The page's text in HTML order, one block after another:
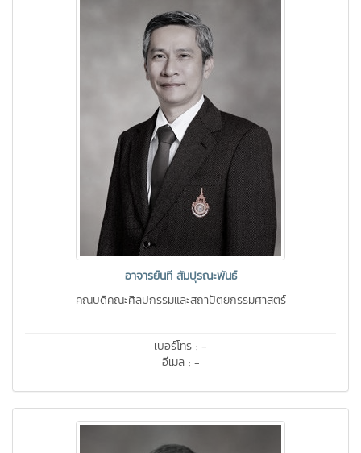
อาจารย์นที สัมปุรณะพันธ์
คณบดีคณะศิลปกรรมและสถาปัตยกรรมศาสตร์
เบอร์โทร : -
อีเมล : -